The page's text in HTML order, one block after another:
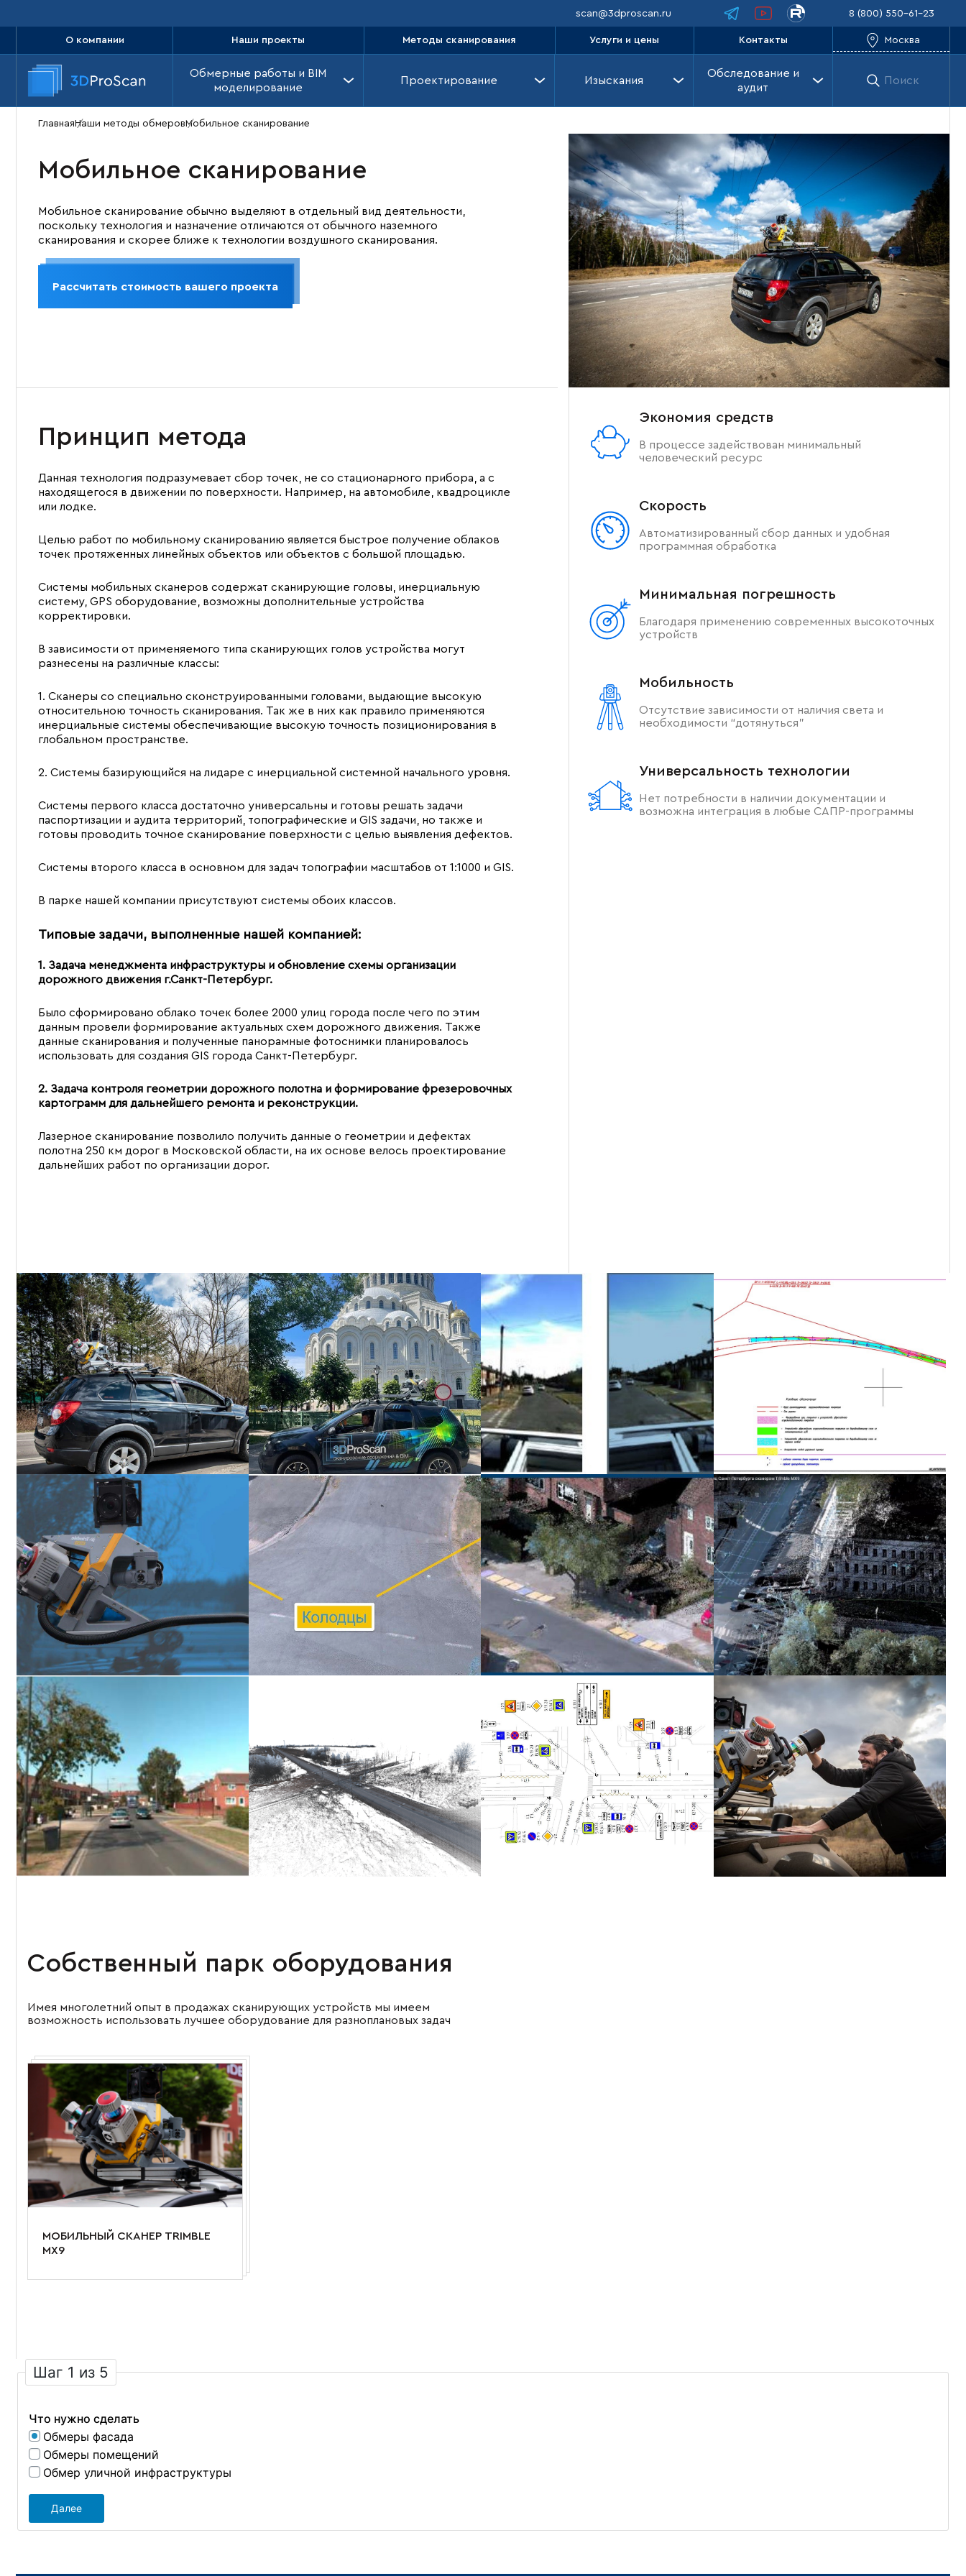
scan@3dproscan.ru 8 (800) 550-61-23
О компании Наши проекты Методы сканирования Услуги и цены Контакты Москва
Обмерные работы и BIM
моделирование
Проектирование Изыскания
Обследование и
аудит
Поиск
Главная Наши методы обмеровМобильное сканирование
Мобильное сканирование
Мобильное сканирование обычно выделяют в отдельный вид деятельности,
поскольку технология и назначение отличаются от обычного наземного
сканирования и скорее ближе к технологии воздушного сканирования.
Рассчитать стоимость вашего проекта
Принцип метода
Данная технология подразумевает сбор точек, не со стационарного прибора, а с
находящегося в движении по поверхности. Например, на автомобиле, квадроцикле
или лодке.
Целью работ по мобильному сканированию является быстрое получение облаков
точек протяженных линейных объектов или объектов с большой площадью.
Системы мобильных сканеров содержат сканирующие головы, инерциальную
систему, GPS оборудование, возможны дополнительные устройства
корректировки.
В зависимости от применяемого типа сканирующих голов устройства могут
разнесены на различные классы:
1. Сканеры со специально сконструированными головами, выдающие высокую
относительною точность сканирования. Так же в них как правило применяются
инерциальные системы обеспечивающие высокую точность позиционирования в
глобальном пространстве.
2. Системы базирующийся на лидаре с инерциальной системной начального уровня.
Системы первого класса достаточно универсальны и готовы решать задачи
паспортизации и аудита территорий, топографические и GIS задачи, но также и
готовы проводить точное сканирование поверхности с целью выявления дефектов.
Системы второго класса в основном для задач топографии масштабов от 1:1000 и GIS.
В парке нашей компании присутствуют системы обоих классов.
Типовые задачи, выполненные нашей компанией:
1. Задача менеджмента инфраструктуры и обновление схемы организации
дорожного движения г.Санкт-Петербург.
Было сформировано облако точек более 2000 улиц города после чего по этим
данным провели формирование актуальных схем дорожного движения. Также
данные сканирования и полученные панорамные фотоснимки планировалось
использовать для создания GIS города Санкт-Петербург.
2. Задача контроля геометрии дорожного полотна и формирование фрезеровочных
картограмм для дальнейшего ремонта и реконструкции.
Лазерное сканирование позволило получить данные о геометрии и дефектах
полотна 250 км дорог в Московской области, на их основе велось проектирование
дальнейших работ по организации дорог.
Экономия средств
В процессе задействован минимальный
человеческий ресурс
Скорость
Автоматизированный сбор данных и удобная
программная обработка
Минимальная погрешность
Благодаря применению современных высокоточных
устройств
Мобильность
Отсутствие зависимости от наличия света и
необходимости “дотянуться”
Универсальность технологии
Нет потребности в наличии документации и
возможна интеграция в любые САПР-программы
Собственный парк оборудования
Имея многолетний опыт в продажах сканирующих устройств мы имеем
возможность использовать лучшее оборудование для разноплановых задач
МОБИЛЬНЫЙ СКАНЕР TRIMBLE
MX9
Шаг 1 из 5
Что нужно сделать
Обмеры фасада
Обмеры помещений
Обмер уличной инфраструктуры
Далее